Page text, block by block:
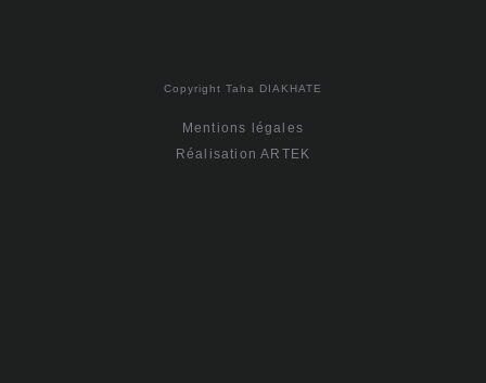
Copyright Taha DIAKHATE
Mentions légales
Réalisation ARTEK